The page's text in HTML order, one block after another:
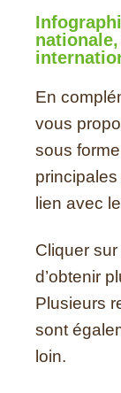
En
vous
sous
lien avec
Cliquer
d’obtenir
Plusieurs
sont
loin.